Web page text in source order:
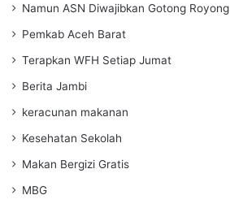
Namun ASN Diwajibkan Gotong Royong
Pemkab Aceh Barat
Terapkan WFH Setiap Jumat
Berita Jambi
keracunan makanan
Kesehatan Sekolah
Makan Bergizi Gratis
MBG